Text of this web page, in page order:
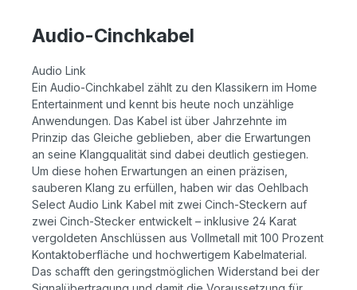
Audio-Cinchkabel
Audio Link
Ein Audio-Cinchkabel zählt zu den Klassikern im Home
Entertainment und kennt bis heute noch unzählige
Anwendungen. Das Kabel ist über Jahrzehnte im
Prinzip das Gleiche geblieben, aber die Erwartungen
an seine Klangqualität sind dabei deutlich gestiegen.
Um diese hohen Erwartungen an einen präzisen,
sauberen Klang zu erfüllen, haben wir das Oehlbach
Select Audio Link Kabel mit zwei Cinch-Steckern auf
zwei Cinch-Stecker entwickelt – inklusive 24 Karat
vergoldeten Anschlüssen aus Vollmetall mit 100 Prozent
Kontaktoberfläche und hochwertigem Kabelmaterial.
Das schafft den geringstmöglichen Widerstand bei der